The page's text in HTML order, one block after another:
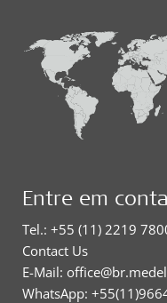
Entre em
Tel.: +55 (11) 2219
Contact Us
E-Mail:
WhatsApp: